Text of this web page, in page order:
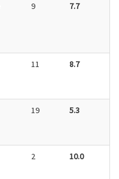
9 7.7
11 8.7
19 5.3
2 10.0